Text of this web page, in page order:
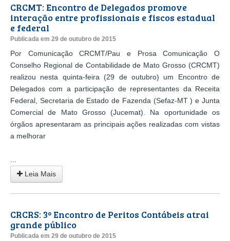
CRCMT: Encontro de Delegados promove
interação entre profissionais e fiscos estadual
e federal
Publicada em 29 de outubro de 2015
Por Comunicação CRCMT/Pau e Prosa Comunicação O
Conselho Regional de Contabilidade de Mato Grosso (CRCMT)
realizou nesta quinta-feira (29 de outubro) um Encontro de
Delegados com a participação de representantes da Receita
Federal, Secretaria de Estado de Fazenda (Sefaz-MT ) e Junta
Comercial de Mato Grosso (Jucemat). Na oportunidade os
órgãos apresentaram as principais ações realizadas com vistas
a melhorar
Leia Mais
CRCRS: 3º Encontro de Peritos Contábeis atrai
grande público
Publicada em 29 de outubro de 2015